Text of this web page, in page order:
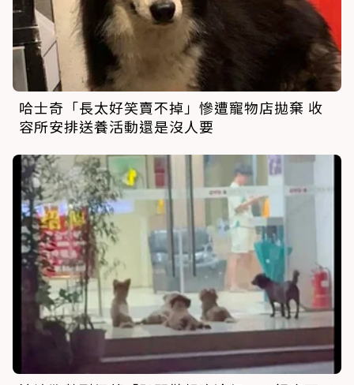
哈士奇「長太好笑賣不掉」慘遭寵物店拋棄 收
容所安排送養活動還是沒人要